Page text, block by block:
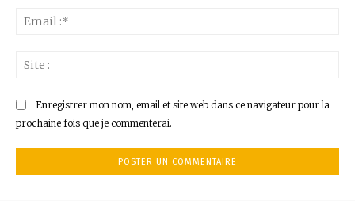
Enregistrer mon nom, email et site web dans ce navigateur pour la
prochaine fois que je commenterai.